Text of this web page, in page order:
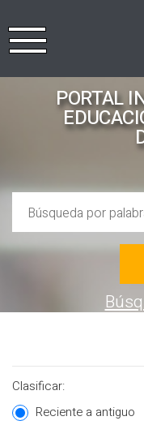
PORTAL
Clasificar:
Reciente a antiguo